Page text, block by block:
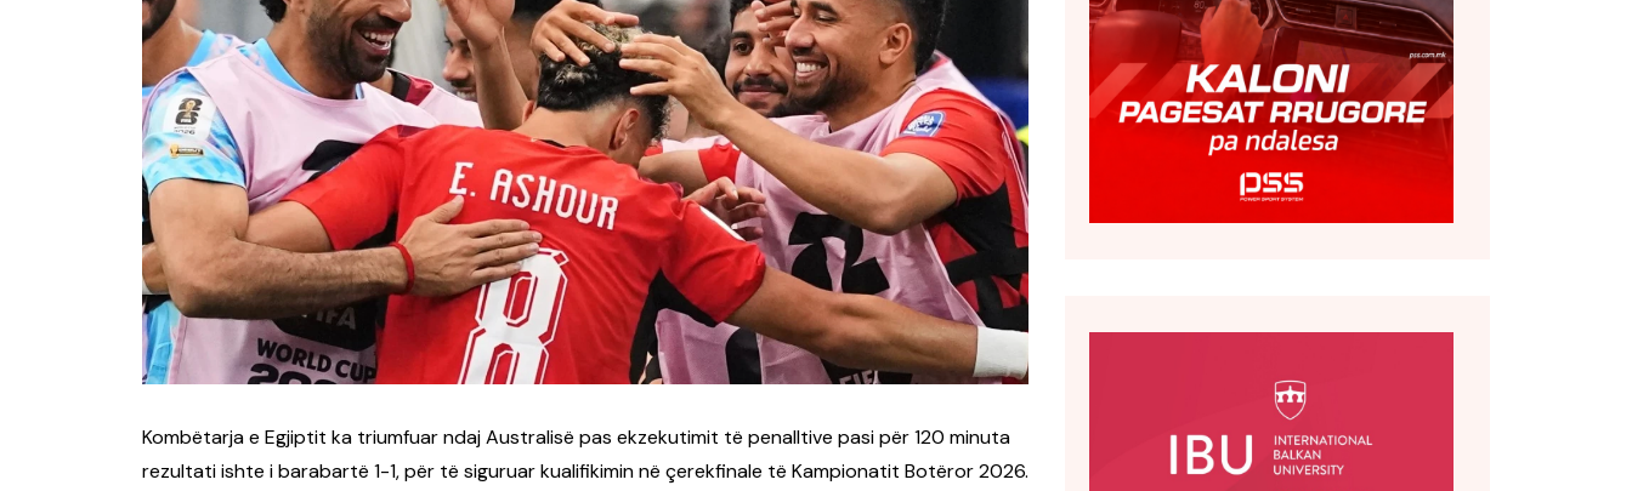
LIGJERATE FETARE
PARADITE ME NE
PIKËPAMJE
RECETA E DITES
RELAKS
RETRO JAVORE
Kombëtarja e Egjiptit ka triumfuar ndaj Australisë pas ekzekutimit të penalltive pasi për 120 minuta
rezultati ishte i barabartë 1-1, për të siguruar kualifikimin në çerekfinale të Kampionatit Botëror 2026.